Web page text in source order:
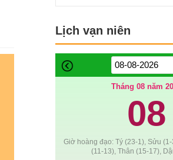
Lịch vạn niên
Tháng 08 năm
08
Giờ hoàng đạo: Tý (23-1), Sửu
(11-13), Thân (15-17),